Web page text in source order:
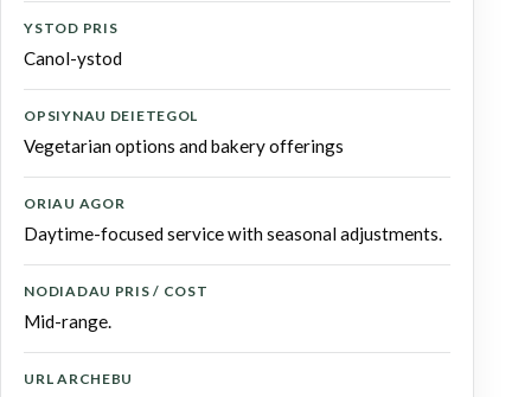
YSTOD PRIS
Canol-ystod
OPSIYNAU DEIETEGOL
Vegetarian options and bakery offerings
ORIAU AGOR
Daytime-focused service with seasonal adjustments.
NODIADAU PRIS / COST
Mid-range.
URL ARCHEBU